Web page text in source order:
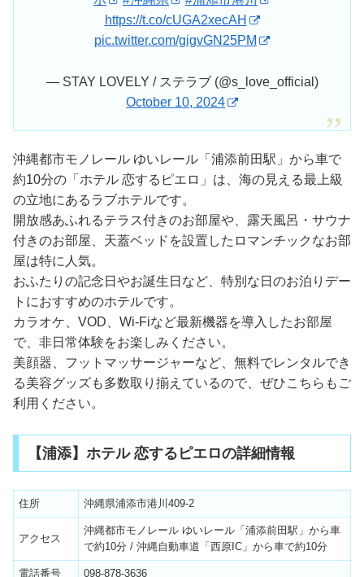
https://t.co/cUGA2xecAH
pic.twitter.com/gigvGN25PM
— STAY LOVELY / ステラブ (@s_love_official)
October 10, 2024
沖縄都市モノレール ゆいレール「浦添前田駅」から車で
約10分の「ホテル 恋するピエロ」は、海の見える最上級
の立地にあるラブホテルです。
開放感あふれるテラス付きのお部屋や、露天風呂・サウナ
付きのお部屋、天蓋ベッドを設置したロマンチックなお部
屋は特に人気。
おふたりの記念日やお誕生日など、特別な日のお泊りデー
トにおすすめのホテルです。
カラオケ、VOD、Wi-Fiなど最新機器を導入したお部屋
で、非日常体験をお楽しみください。
美顔器、フットマッサージャーなど、無料でレンタルでき
る美容グッズも多数取り揃えているので、ぜひこちらもご
利用ください。
【浦添】ホテル 恋するピエロの詳細情報
住所 沖縄県浦添市港川409-2
アクセス
沖縄都市モノレール ゆいレール「浦添前田駅」から車
で約10分 / 沖縄自動車道「西原IC」から車で約10分
電話番号 098-878-3636